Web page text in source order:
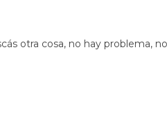
otra cosa, no hay problema,